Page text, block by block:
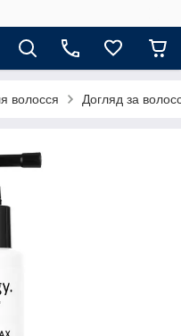
волосся Догляд за